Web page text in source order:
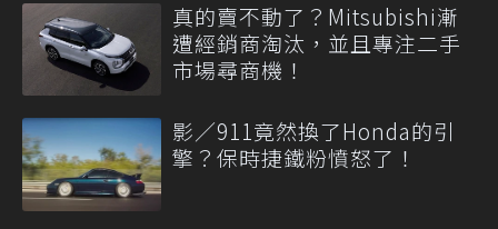
真的賣不動了？Mitsubishi漸
遭經銷商淘汰，並且專注二手
市場尋商機！
影／911竟然換了Honda的引
擎？保時捷鐵粉憤怒了！